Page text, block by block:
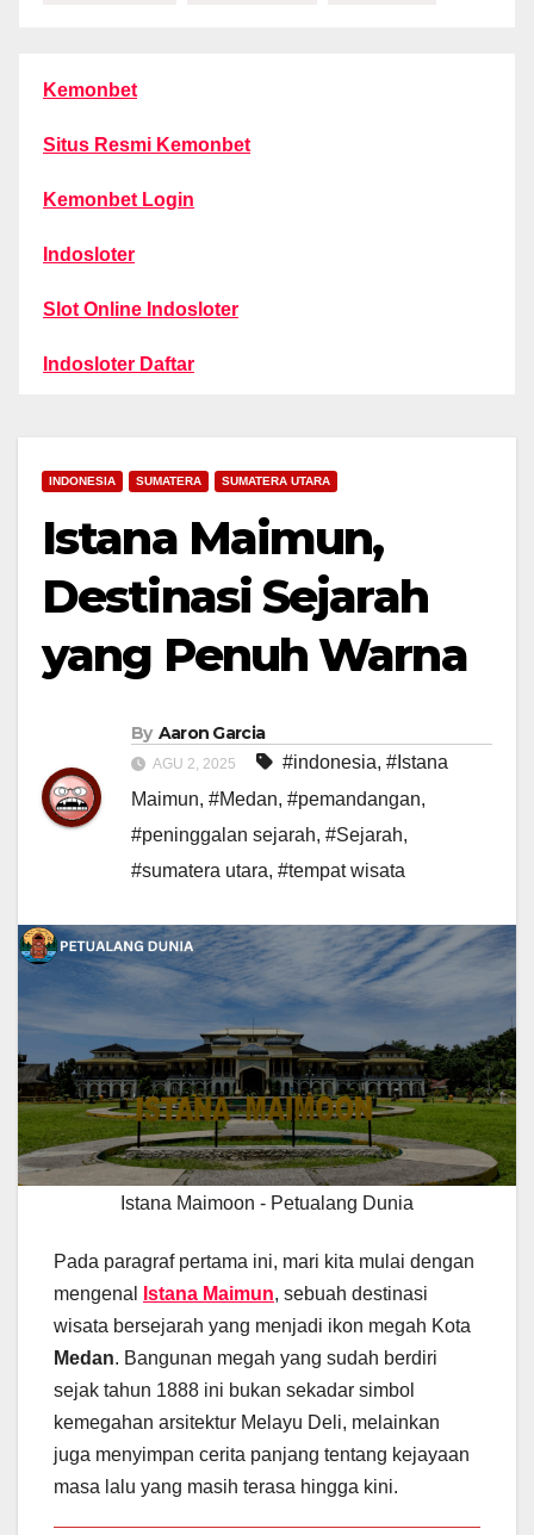
Kemonbet
Situs Resmi Kemonbet
Kemonbet Login
Indosloter
Slot Online Indosloter
Indosloter Daftar
INDONESIA SUMATERA SUMATERA UTARA
Istana Maimun,
Destinasi Sejarah
yang Penuh Warna
By Aaron Garcia
AGU 2, 2025 #indonesia, #Istana
Maimun, #Medan, #pemandangan,
#peninggalan sejarah, #Sejarah,
#sumatera utara, #tempat wisata
Istana Maimoon - Petualang Dunia
Pada paragraf pertama ini, mari kita mulai dengan
mengenal
Istana Maimun, sebuah destinasi
wisata bersejarah yang menjadi ikon megah Kota
Medan. Bangunan megah yang sudah berdiri
sejak tahun 1888 ini bukan sekadar simbol
kemegahan arsitektur Melayu Deli, melainkan
juga menyimpan cerita panjang tentang kejayaan
masa lalu yang masih terasa hingga kini.